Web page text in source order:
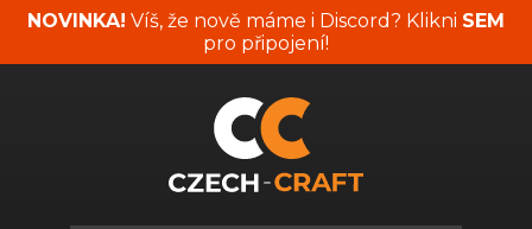
NOVINKA! Víš, že nově máme i Discord? Klikni SEM
pro připojení!